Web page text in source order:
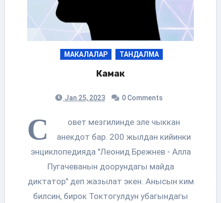
МАКАЛАЛАР ТАНДАЛМА
Камак
Jan 25, 2023 0 Comments
С
овет мезгилинде эле чыккан
анекдот бар. 200 жылдан кийинки
энциклопедияда "Леонид Брежнев - Алла
Пугачеванын доорундагы майда
диктатор" деп жазылат экен. Анысын ким
билсин, бирок Токтогулдун убагындагы